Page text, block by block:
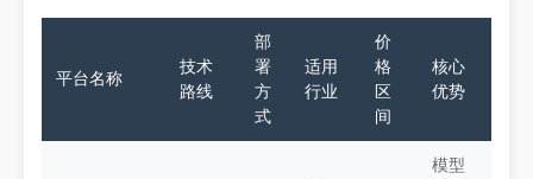
平台名称
技术
路线
部
署
方
式
适用
行业
价
格
区
间
核心
优势
模型